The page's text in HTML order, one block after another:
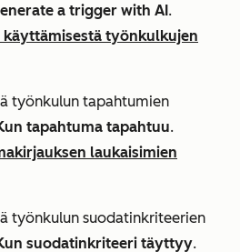
a trigger with AI.
työnkulkujen
työnkulun tapahtumien
tapahtuma tapahtuu.
laukaisimien
työnkulun suodatinkriteerien
suodatinkriteeri täyttyy.